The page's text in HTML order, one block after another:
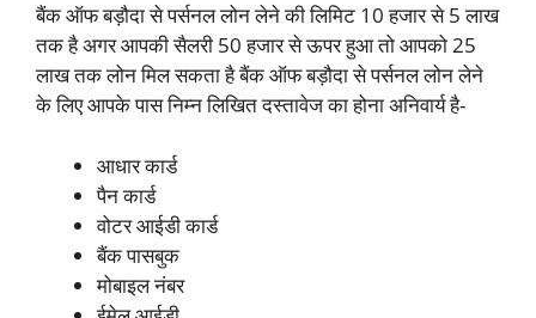
बैंक ऑफ बड़ौदा से पर्सनल लोन लेने की लिमिट 10 हजार से 5 लाख
तक है अगर आपकी सैलरी 50 हजार से ऊपर हुआ तो आपको 25
लाख तक लोन मिल सकता है बैंक ऑफ बड़ौदा से पर्सनल लोन लेने
के लिए आपके पास निम्न लिखित दस्तावेज का होना अनिवार्य है-
आधार कार्ड
पैन कार्ड
वोटर आईडी कार्ड
बैंक पासबुक
मोबाइल नंबर